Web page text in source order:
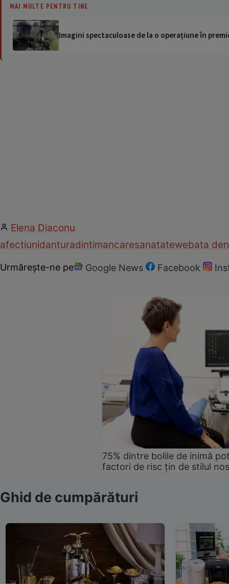
MAI MULTE PENTRU TINE
Imagini spectaculoase de la o operațiune în
Elena Diaconu
afectiunidanturadintimancaresanatatewebata
Urmărește-ne pe Google News Facebook
75% dintre bolile de inimă
factori de risc țin de stilul
Ghid de cumpărături